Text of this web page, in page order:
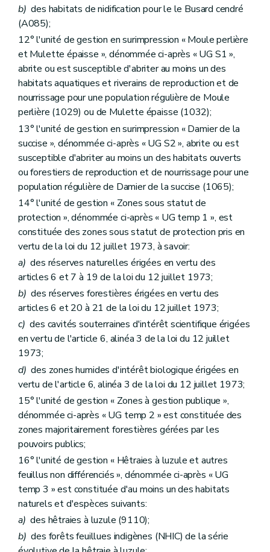
b) des habitats de nidification pour le le Busard cendré
(A085);
12° l'unité de gestion en surimpression « Moule perlière
et Mulette épaisse », dénommée ci-après « UG S1 »,
abrite ou est susceptible d'abriter au moins un des
habitats aquatiques et riverains de reproduction et de
nourrissage pour une population régulière de Moule
perlière (1029) ou de Mulette épaisse (1032);
13° l'unité de gestion en surimpression « Damier de la
succise », dénommée ci-après « UG S2 », abrite ou est
susceptible d'abriter au moins un des habitats ouverts
ou forestiers de reproduction et de nourrissage pour une
population régulière de Damier de la succise (1065);
14° l'unité de gestion « Zones sous statut de
protection », dénommée ci-après « UG temp 1 », est
constituée des zones sous statut de protection pris en
vertu de la loi du 12 juillet 1973, à savoir:
a) des réserves naturelles érigées en vertu des
articles 6 et 7 à 19 de la loi du 12 juillet 1973;
b) des réserves forestières érigées en vertu des
articles 6 et 20 à 21 de la loi du 12 juillet 1973;
c) des cavités souterraines d'intérêt scientifique érigées
en vertu de l'article 6, alinéa 3 de la loi du 12 juillet
1973;
d) des zones humides d'intérêt biologique érigées en
vertu de l'article 6, alinéa 3 de la loi du 12 juillet 1973;
15° l'unité de gestion « Zones à gestion publique »,
dénommée ci-après « UG temp 2 » est constituée des
zones majoritairement forestières gérées par les
pouvoirs publics;
16° l'unité de gestion « Hêtraies à luzule et autres
feuillus non différenciés », dénommée ci-après « UG
temp 3 » est constituée d'au moins un des habitats
naturels et d'espèces suivants:
a) des hêtraies à luzule (9110);
b) des forêts feuillues indigènes (NHIC) de la série